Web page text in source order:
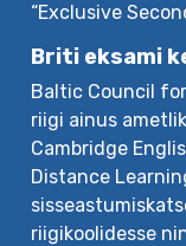
“Exclusive
Briti eksami
Baltic Council
riigi ainus
Cambridge
Distance
riigikoolidesse